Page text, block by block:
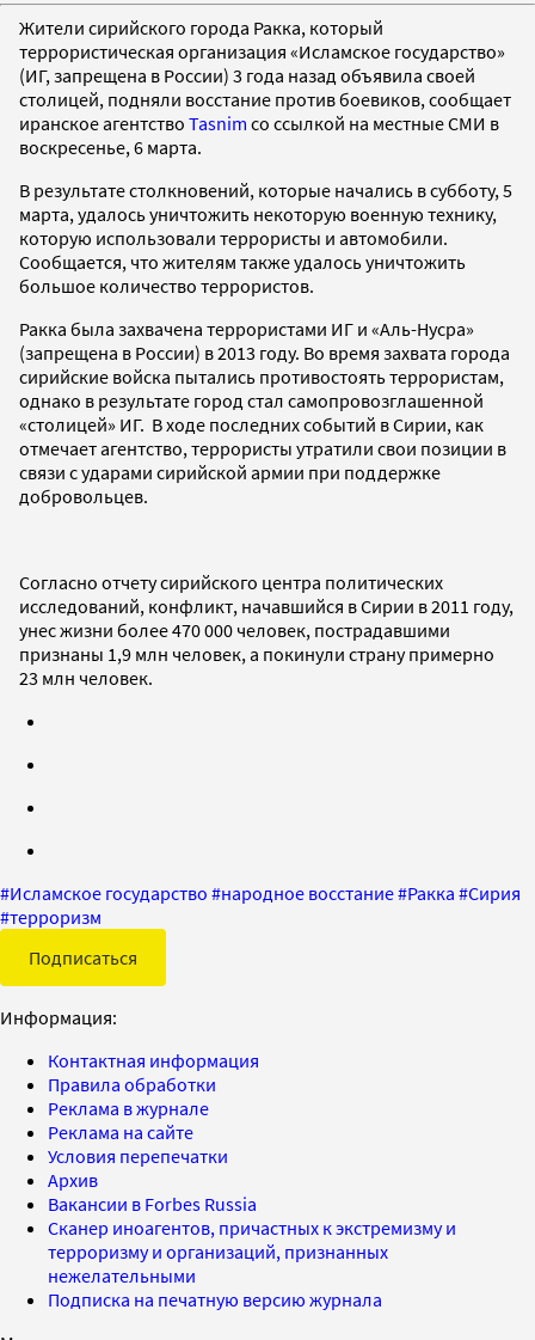
Жители сирийского города Ракка, который
террористическая организация «Исламское государство»
(ИГ, запрещена в России) 3 года назад объявила своей
столицей, подняли восстание против боевиков, сообщает
иранское агентство Tasnim со ссылкой на местные СМИ в
воскресенье, 6 марта.
В результате столкновений, которые начались в субботу, 5
марта, удалось уничтожить некоторую военную технику,
которую использовали террористы и автомобили.
Сообщается, что жителям также удалось уничтожить
большое количество террористов.
Ракка была захвачена террористами ИГ и «Аль-Нусра»
(запрещена в России) в 2013 году. Во время захвата города
сирийские войска пытались противостоять террористам,
однако в результате город стал самопровозглашенной
«столицей» ИГ. В ходе последних событий в Сирии, как
отмечает агентство, террористы утратили свои позиции в
связи с ударами сирийской армии при поддержке
добровольцев.
Согласно отчету сирийского центра политических
исследований, конфликт, начавшийся в Сирии в 2011 году,
унес жизни более 470 000 человек, пострадавшими
признаны 1,9 млн человек, а покинули страну примерно
23 млн человек.
#Исламское государство #народное восстание#Ракка #Сирия
#терроризм
Подписаться
Информация:
Контактная информация
Правила обработки
Реклама в журнале
Реклама на сайте
Условия перепечатки
Архив
Вакансии в Forbes Russia
Сканер иноагентов, причастных к экстремизму и
терроризму и организаций, признанных
нежелательными
Подписка на печатную версию журнала